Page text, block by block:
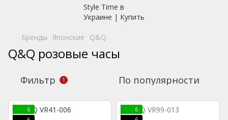
Бренды Японские Q&Q
Q&Q розовые часы
Фильтр 1 По популярности
6
6